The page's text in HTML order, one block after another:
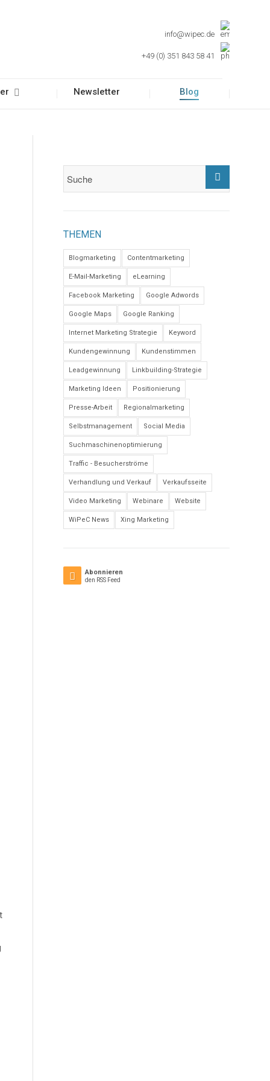
info@wipec.de
+49 (0) 351 843 58 41
Newsletter Blog
THEMEN
Blogmarketing Contentmarketing
E-Mail-Marketing eLearning
Facebook Marketing Google Adwords
Google Maps Google Ranking
Internet Marketing Strategie Keyword
Kundengewinnung Kundenstimmen
Leadgewinnung Linkbuilding-Strategie
Marketing Ideen Positionierung
Presse-Arbeit Regionalmarketing
Selbstmanagement Social Media
Suchmaschinenoptimierung
Traffic - Besucherströme
Verhandlung und Verkauf Verkaufsseite
Video Marketing Webinare Website
WiPeC News Xing Marketing
Abonnieren
den RSS Feed